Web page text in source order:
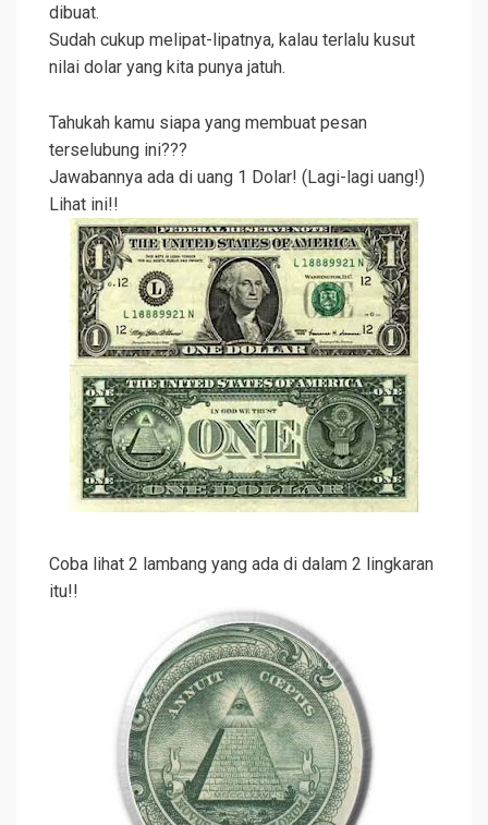
dibuat.
Sudah cukup melipat-lipatnya, kalau terlalu kusut
nilai dolar yang kita punya jatuh.
Tahukah kamu siapa yang membuat pesan
terselubung ini???
Jawabannya ada di uang 1 Dolar! (Lagi-lagi uang!)
Lihat ini!!
Coba lihat 2 lambang yang ada di dalam 2 lingkaran
itu!!